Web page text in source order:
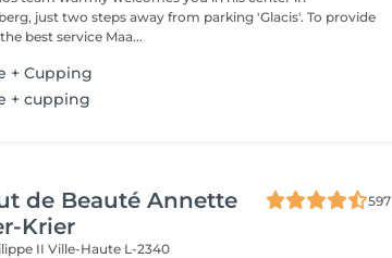
just two steps away from parking 'Glacis'. To provide
best service Maa...
+ Cupping
+ cupping
de Beauté Annette
Krier
597
IIVille-Haute L-2340